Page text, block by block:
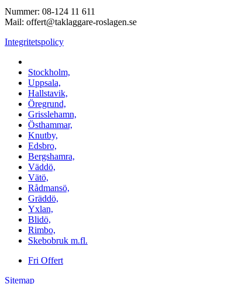
Nummer: 08-124 11 611
Mail: offert@taklaggare-roslagen.se
Integritetspolicy
Stockholm,
Uppsala,
Hallstavik,
Öregrund,
Grisslehamn,
Östhammar,
Knutby,
Edsbro,
Bergshamra,
Väddö,
Vätö,
Rådmansö,
Gräddö,
Yxlan,
Blidö,
Rimbo,
Skebobruk m.fl.
Fri Offert
Sitemap